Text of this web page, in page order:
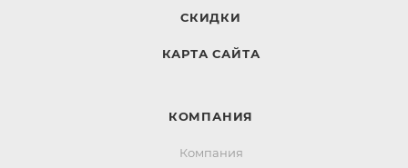
СКИДКИ
КАРТА САЙТА
КОМПАНИЯ
Компания